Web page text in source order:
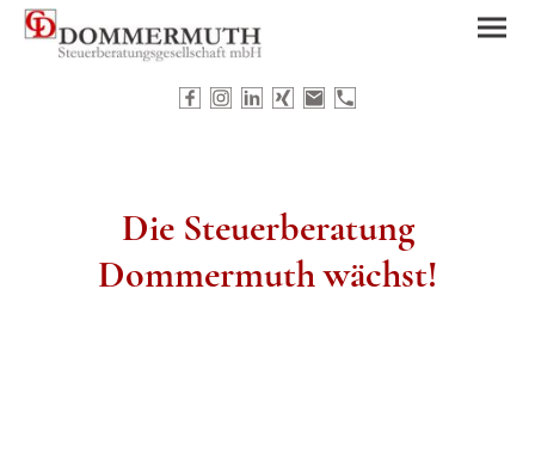
Die Steuerberatung
Dommermuth wächst!